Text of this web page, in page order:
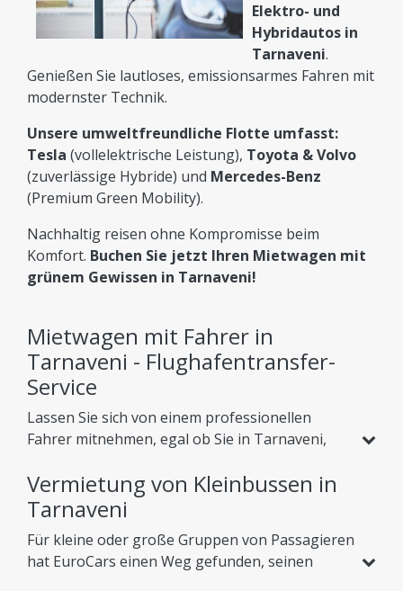
Elektro- und
Hybridautos in
Tarnaveni.
Genießen Sie lautloses, emissionsarmes Fahren mit
modernster Technik.
Unsere umweltfreundliche Flotte umfasst:
Tesla (vollelektrische Leistung), Toyota & Volvo
(zuverlässige Hybride) und Mercedes-Benz
(Premium Green Mobility).
Nachhaltig reisen ohne Kompromisse beim
Komfort. Buchen Sie jetzt Ihren Mietwagen mit
grünem Gewissen in Tarnaveni!
Mietwagen mit Fahrer in
Tarnaveni - Flughafentransfer-
Service
Lassen Sie sich von einem professionellen
Fahrer mitnehmen, egal ob Sie in Tarnaveni,
oder einer Geschäftsreise sind. Neben dem
regulären Autovermietungsservice bieten wir
an, die es ihnen ermöglichen, die Landschaft zu
genießen oder sich in einer angenehmen
Vermietung von Kleinbussen in
Tarnaveni
Für kleine oder große Gruppen von Passagieren
hat EuroCars einen Weg gefunden, seinen